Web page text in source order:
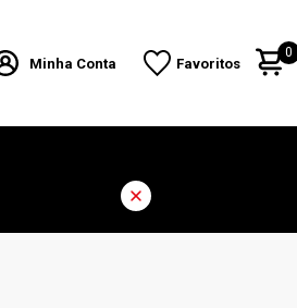
Minha Conta Favoritos
0